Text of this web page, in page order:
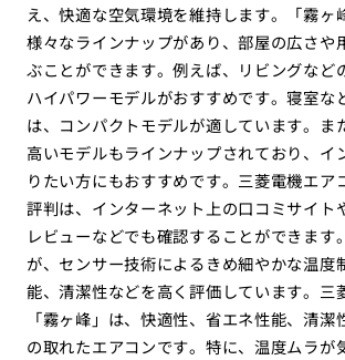
え、快適な空気環境を維持します。「霧ヶ
様々なラインナップがあり、部屋の広さや
ぶことができます。例えば、リビングなど
ハイパワーモデルがおすすめです。寝室な
は、コンパクトモデルが適しています。ま
高いモデルもラインナップされており、イ
りたい方にもおすすめです。三菱電機エア
評判は、インターネット上の口コミサイト
レビューなどでも確認することができます
が、センサー技術によるきめ細やかな温度
能、清潔性などを高く評価しています。三
「霧ヶ峰」は、快適性、省エネ性能、清潔
の取れたエアコンです。特に、温度ムラが